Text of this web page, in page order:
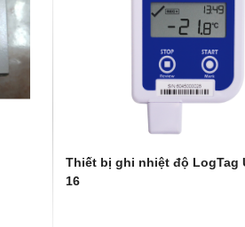
Thiết bị ghi nhiệt độ LogTag
16